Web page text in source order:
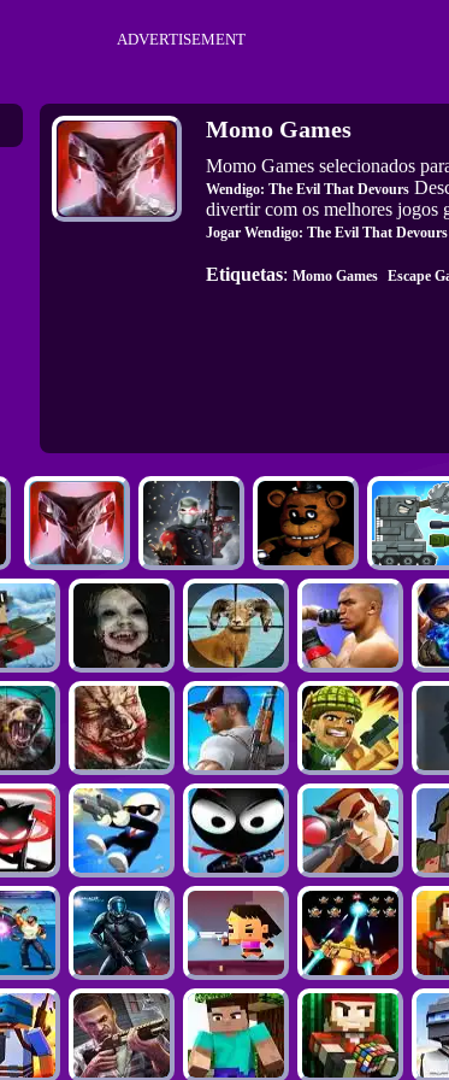
ADVERTISEMENT
Momo Games
Momo Games selecionados
Wendigo: The Evil That Devours
divertir com os melhores jogos
Jogar Wendigo: The Evil That
Etiquetas: Momo Games Escape